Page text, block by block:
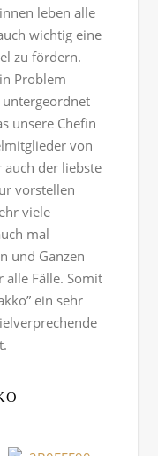
leben alle
wichtig eine
zu fördern.
Problem
untergeordnet
unsere Chefin
von
der liebste
vorstellen
viele
mal
und Ganzen
alle Fälle. Somit
ein sehr